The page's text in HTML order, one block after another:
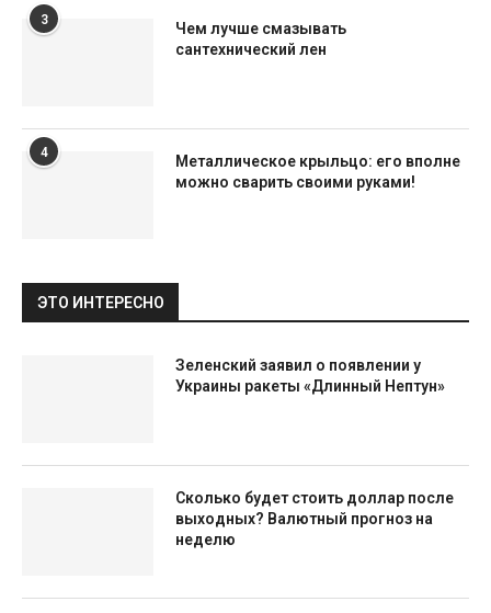
3
Чем лучше смазывать
сантехнический лен
4
Металлическое крыльцо: его вполне
можно сварить своими руками!
ЭТО ИНТЕРЕСНО
Зеленский заявил о появлении у
Украины ракеты «Длинный Нептун»
Сколько будет стоить доллар после
выходных? Валютный прогноз на
неделю